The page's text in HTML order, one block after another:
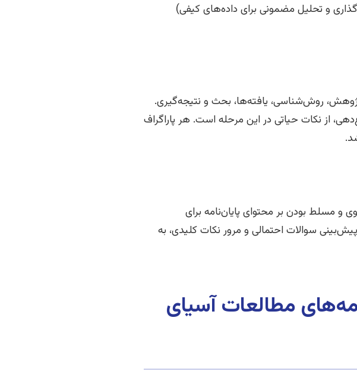
و تحلیل مضمونی برای داده‌های کیفی)
روش‌شناسی، یافته‌ها، بحث و نتیجه‌گیری.
از نکات حیاتی در این مرحله است. هر پاراگراف
و مسلط بودن بر محتوای پایان‌نامه برای
سوالات احتمالی و مرور نکات کلیدی، به
مطالعات آسیای